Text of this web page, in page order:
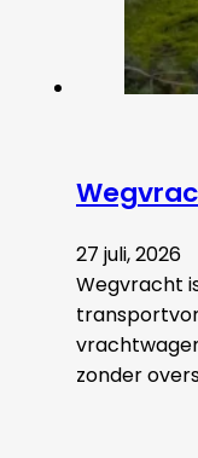
27 juli, 2026
Wegvracht
zonder